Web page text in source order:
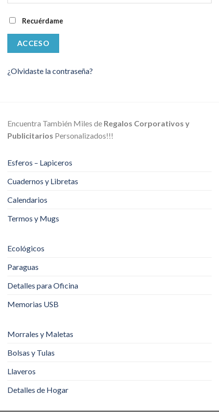
Recuérdame
ACCESO
¿Olvidaste la contraseña?
Encuentra También Miles de Regalos Corporativos y
Publicitarios Personalizados!!!
Esferos – Lapiceros
Cuadernos y Libretas
Calendarios
Termos y Mugs
Ecológicos
Paraguas
Detalles para Oficina
Memorias USB
Morrales y Maletas
Bolsas y Tulas
Llaveros
Detalles de Hogar